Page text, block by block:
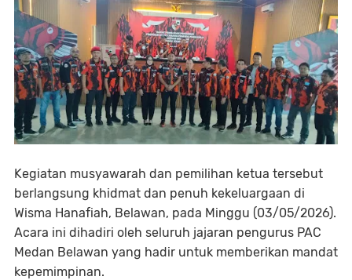
Kegiatan musyawarah dan pemilihan ketua tersebut
berlangsung khidmat dan penuh kekeluargaan di
Wisma Hanafiah, Belawan, pada Minggu (03/05/2026).
Acara ini dihadiri oleh seluruh jajaran pengurus PAC
Medan Belawan yang hadir untuk memberikan mandat
kepemimpinan.